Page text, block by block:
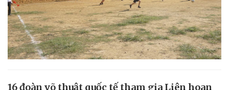
16 đoàn võ thuật quốc tế tham gia Liên hoan